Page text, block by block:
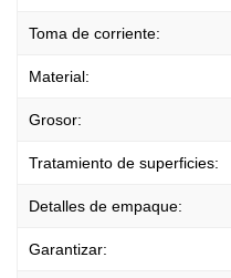
Toma de corriente:
Material:
Grosor:
Tratamiento de superficies:
Detalles de empaque:
Garantizar: